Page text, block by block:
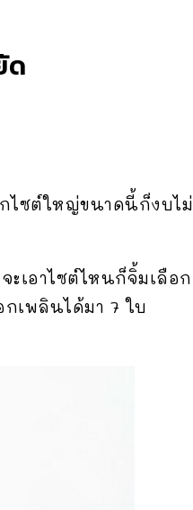
ด
ไซต์ใหญ่ขนาดนี้ก็งบไม่
เอาไซต์ไหนก็จิ้มเลือก
เพลินได้มา 7 ใบ